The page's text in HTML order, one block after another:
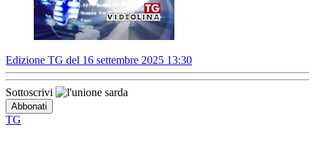
Edizione TG del 16 settembre 2025 13:30
Sottoscrivi
TG